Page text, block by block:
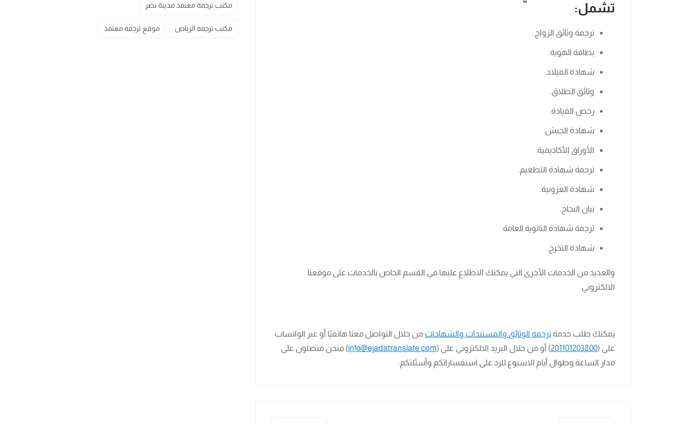
تشمل:
ترجمة وثائق الزواج.
بطاقة الهوية.
شهادة الميلاد.
وثائق الطلاق.
رخص القيادة.
شهادة الجيش.
الأوراق الأكاديمية.
ترجمة شهادة التطعيم.
شهادة العزوبية.
بيان النجاح.
ترجمة شهادة الثانوية العامة.
شهادة التخرج.
والعديد من الخدمات الأخرى التي يمكنك الاطلاع عليها في القسم الخاص بالخدمات على موقعنا
الالكتروني.
يمكنك طلب خدمة ترجمة الوثائق والمستندات والشهادات من خلال التواصل معنا هاتفيًا أو عبر الواتساب
على (201101203800) أو من خلال البريد الالكتروني على (info@ejadatranslate.com) فنحن متصلون على
مدار الساعة وطوال أيام الاسبوع للرد على استفساراتكم وأسئلتكم.
مكتب ترجمة معتمد مدينة نصر
مكتب ترجمه الرياض موقع ترجمة معتمد